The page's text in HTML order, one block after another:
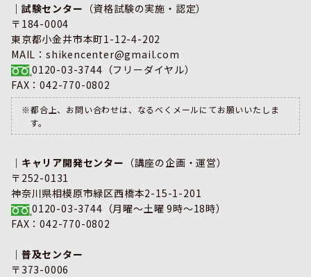
｜試験センター （資格試験の実施・認定）
〒184-0004
東京都小金井市本町1-12-4-202
MAIL：shikencenter@gmail.com
0120-03-3744 （フリーダイヤル）
FAX：042-770-0802
※都合上、お問い合わせは、なるべくメールにてお願いいたしま
す。
｜キャリア開発センター （講座の企画・運営）
〒252-0131
神奈川県相模原市緑区西橋本2-15-1-201
0120-03-3744 （月曜～土曜 9時～18時）
FAX：042-770-0802
｜普及センター
〒373-0006